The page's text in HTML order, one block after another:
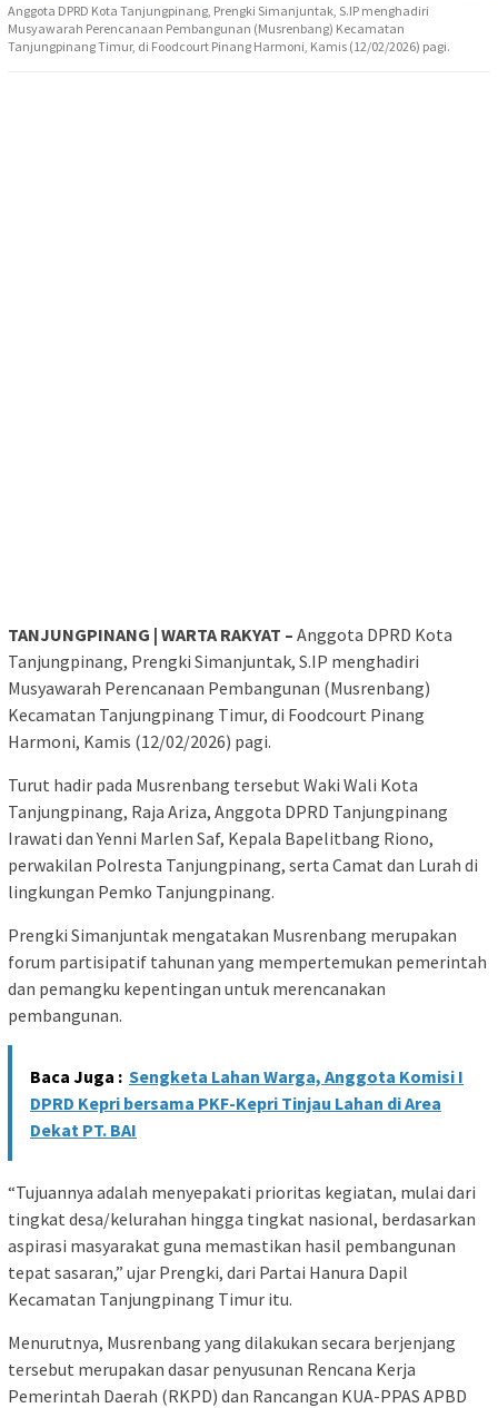
Anggota DPRD Kota Tanjungpinang, Prengki Simanjuntak, S.IP menghadiri
Musyawarah Perencanaan Pembangunan (Musrenbang) Kecamatan
Tanjungpinang Timur, di Foodcourt Pinang Harmoni, Kamis (12/02/2026) pagi.
TANJUNGPINANG | WARTA RAKYAT – Anggota DPRD Kota
Tanjungpinang, Prengki Simanjuntak, S.IP menghadiri
Musyawarah Perencanaan Pembangunan (Musrenbang)
Kecamatan Tanjungpinang Timur, di Foodcourt Pinang
Harmoni, Kamis (12/02/2026) pagi.
Turut hadir pada Musrenbang tersebut Waki Wali Kota
Tanjungpinang, Raja Ariza, Anggota DPRD Tanjungpinang
Irawati dan Yenni Marlen Saf, Kepala Bapelitbang Riono,
perwakilan Polresta Tanjungpinang, serta Camat dan Lurah di
lingkungan Pemko Tanjungpinang.
Prengki Simanjuntak mengatakan Musrenbang merupakan
forum partisipatif tahunan yang mempertemukan pemerintah
dan pemangku kepentingan untuk merencanakan
pembangunan.
Baca Juga : Sengketa Lahan Warga, Anggota Komisi I
DPRD Kepri bersama PKF-Kepri Tinjau Lahan di Area
Dekat PT. BAI
“Tujuannya adalah menyepakati prioritas kegiatan, mulai dari
tingkat desa/kelurahan hingga tingkat nasional, berdasarkan
aspirasi masyarakat guna memastikan hasil pembangunan
tepat sasaran,” ujar Prengki, dari Partai Hanura Dapil
Kecamatan Tanjungpinang Timur itu.
Menurutnya, Musrenbang yang dilakukan secara berjenjang
tersebut merupakan dasar penyusunan Rencana Kerja
Pemerintah Daerah (RKPD) dan Rancangan KUA-PPAS APBD